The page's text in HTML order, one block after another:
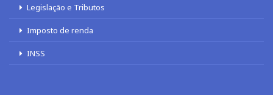
Legislação e Tributos
Imposto de renda
INSS